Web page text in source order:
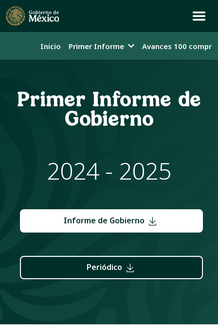
Inicio Primer Informe Avances 100
Primer Informe de
Gobierno
2024 - 2025
Informe de Gobierno
Periódico